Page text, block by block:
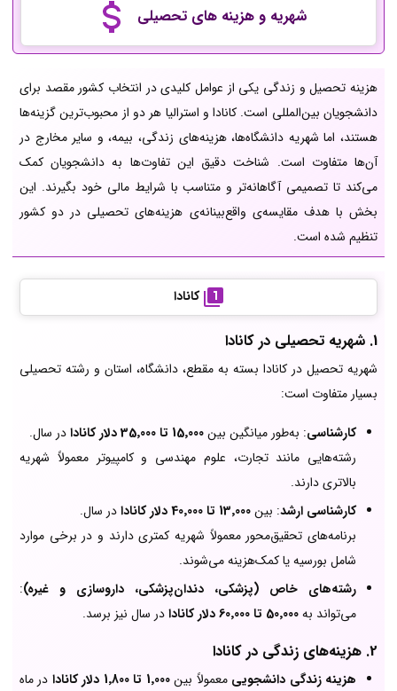
شهریه و هزینه های تحصیلی
هزینه تحصیل و زندگی یکی از عوامل کلیدی در انتخاب کشور مقصد برای
دانشجویان بین‌المللی است. کانادا و استرالیا هر دو از محبوب‌ترین گزینه‌ها
هستند، اما شهریه دانشگاه‌ها، هزینه‌های زندگی، بیمه، و سایر مخارج در
آن‌ها متفاوت است. شناخت دقیق این تفاوت‌ها به دانشجویان کمک
می‌کند تا تصمیمی آگاهانه‌تر و متناسب با شرایط مالی خود بگیرند. این
بخش با هدف مقایسه‌ی واقع‌بینانه‌ی هزینه‌های تحصیلی در دو کشور
تنظیم شده است.
کانادا
1. شهریه تحصیلی در کانادا
شهریه تحصیل در کانادا بسته به مقطع، دانشگاه، استان و رشته تحصیلی
بسیار متفاوت است:
کارشناسی: به‌طور میانگین بین15٬000 تا 35٬000 دلار کانادا
در سال.
رشته‌هایی مانند تجارت، علوم مهندسی و کامپیوتر معمولاً شهریه
بالاتری دارند.
کارشناسی ارشد: بین13٬000 تا 40٬000 دلار کانادا
در سال.
برنامه‌های تحقیق‌محور معمولاً شهریه کمتری دارند و در برخی موارد
شامل بورسیه یا کمک‌هزینه می‌شوند.
رشته‌های خاص (پزشکی، دندان‌پزشکی، داروسازی و غیره):
می‌تواند به50٬000 تا 60٬000 دلار کانادا در سال نیز برسد.
2. هزینه‌های زندگی در کانادا
هزینه زندگی دانشجویی معمولاً بین1٬000 تا 1٬800 دلار کانادا
در ماه